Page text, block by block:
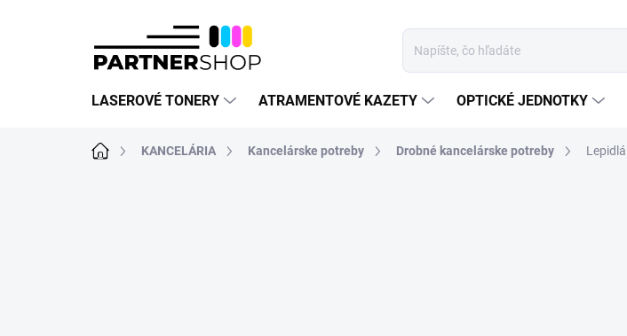
LASEROVÉ TONERY ATRAMENTOVÉ KAZETY OPTICKÉ JEDNOTKY
DomovKANCELÁRIA Kancelárske potreby Drobné kancelárske potreby Lepidlá